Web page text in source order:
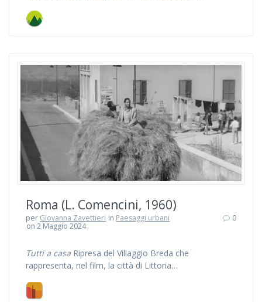
Roma (L. Comencini, 1960)
per Giovanna Zavettieri in Paesaggi urbani
on 2 Maggio 2024
0
Tutti a casa Ripresa del Villaggio Breda che
rappresenta, nel film, la città di Littoria…